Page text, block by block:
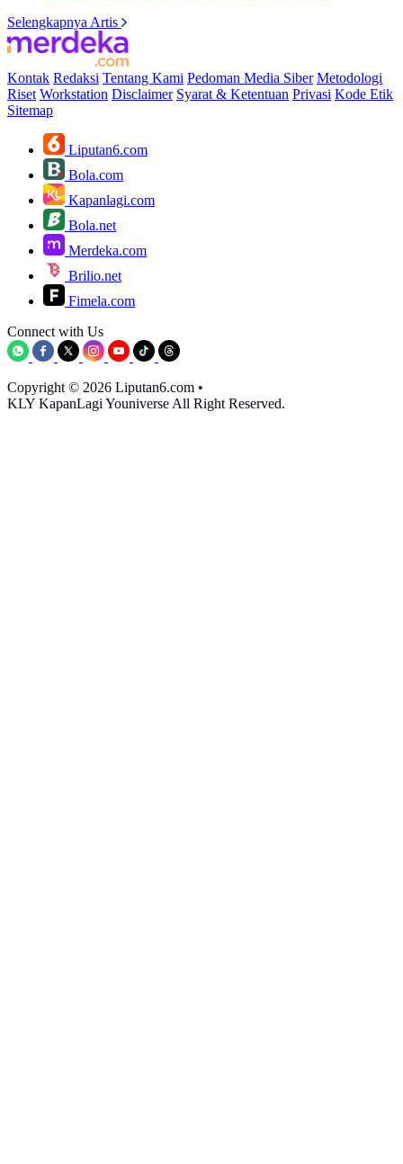
Selengkapnya Artis
Kontak Redaksi Tentang Kami Pedoman Media Siber Metodologi
Riset Workstation Disclaimer Syarat & Ketentuan Privasi Kode Etik
Sitemap
Liputan6.com
Bola.com
Kapanlagi.com
Bola.net
Merdeka.com
Brilio.net
Fimela.com
Connect with Us
Copyright © 2026 Liputan6.com •
KLY KapanLagi Youniverse All Right Reserved.